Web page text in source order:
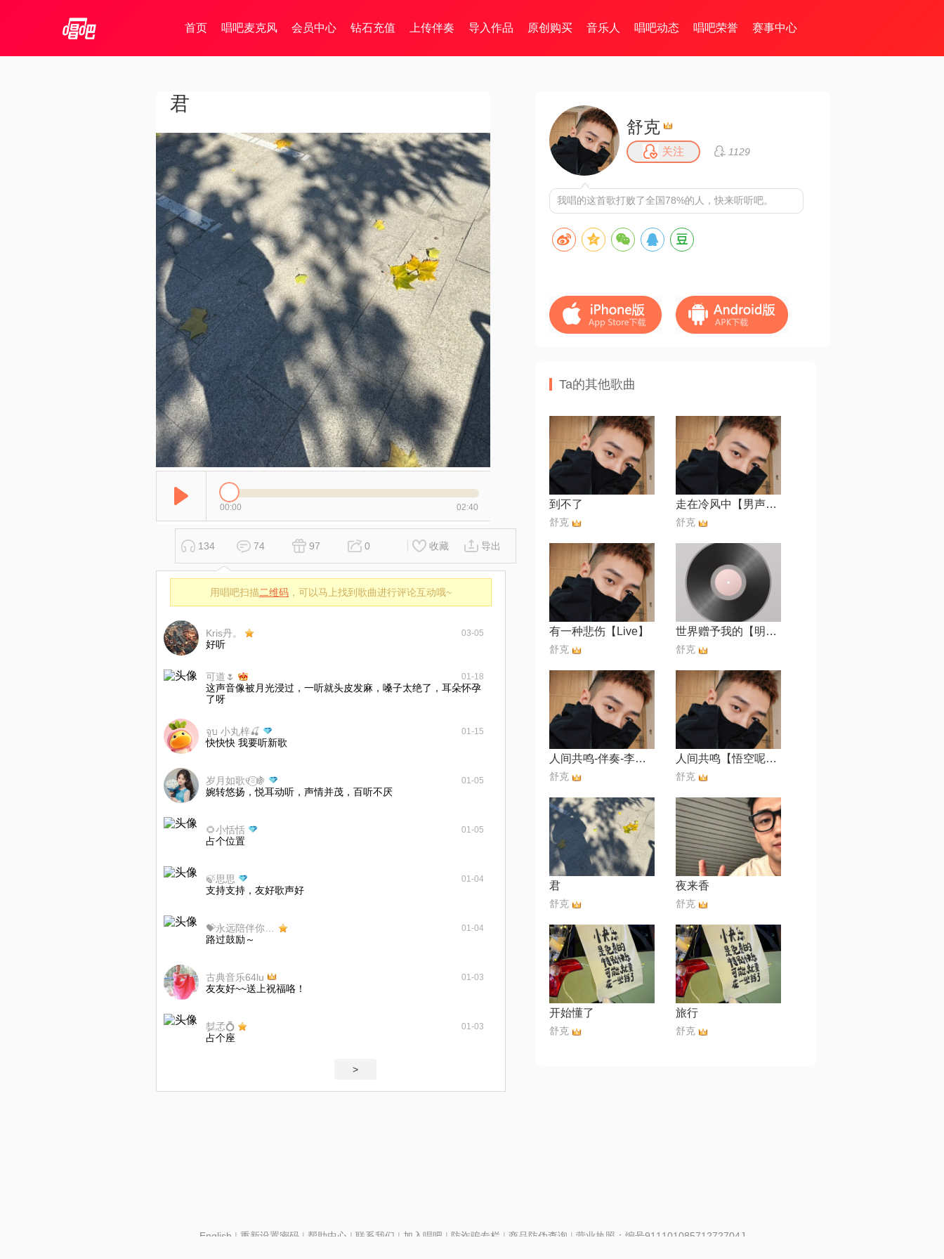
首页 唱吧麦克风 会员中心 钻石充值 上传伴奏 导入作品 原创购买 音乐人 唱吧动态 唱吧荣誉 赛事中心
君
00:00 02:40
134 74 97 0 收藏 导出
用唱吧扫描二维码 ，可以马上找到歌曲进行评论互动哦~
Kris丹。 03-05
好听
可道🌷 01-18
这声音像被月光浸过，一听就头皮发麻，嗓子太绝了，耳朵怀孕
了呀
จูบ 小丸梓🍒 01-15
快快快 我要听新歌
岁月如歌୧⍤⃝🍇 01-05
婉转悠扬，悦耳动听，声情并茂，百听不厌
🌻小恬恬 01-05
占个位置
🍃思思 01-04
支持支持，友好歌声好
01-04
路过鼓励～
古典音乐64lu 01-03
友友好~~送上祝福咯！
㜂孞💍 01-03
占个座
>
⁣⁢⁠舒克
关注 1129
我唱的这首歌打败了全国78%的人，快来听听吧。
Ta的其他歌曲
到不了
⁣⁢⁠舒克
走在冷风中【男声版】
⁣⁢⁠舒克
有一种悲伤【Live】
⁣⁢⁠舒克
世界赠予我的【明宇Oliver】
⁣⁢⁠舒克
人间共鸣-伴奏-李健【live】
⁣⁢⁠舒克
人间共鸣【悟空呢~】
⁣⁢⁠舒克
君
⁣⁢⁠舒克
夜来香
⁣⁢⁠舒克
开始懂了
⁣⁢⁠舒克
旅行
⁣⁢⁠舒克
English | 重新设置密码| 帮助中心 | 联系我们 | 加入唱吧 | 防诈骗专栏 | 商品防伪查询 | 营业执照：编号91110108571272704J